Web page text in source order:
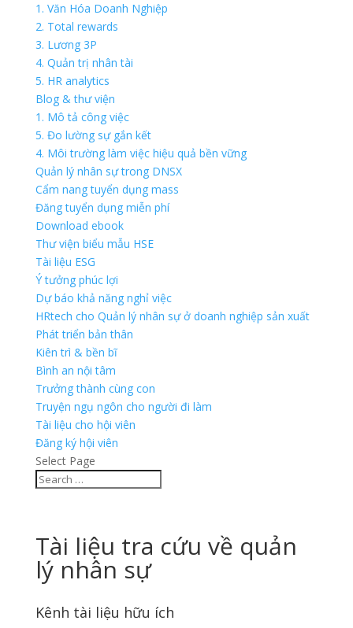
1. Văn Hóa Doanh Nghiệp
2. Total rewards
3. Lương 3P
4. Quản trị nhân tài
5. HR analytics
Blog & thư viện
1. Mô tả công việc
5. Đo lường sự gắn kết
4. Môi trường làm việc hiệu quả bền vững
Quản lý nhân sự trong DNSX
Cẩm nang tuyển dụng mass
Đăng tuyển dụng miễn phí
Download ebook
Thư viện biểu mẫu HSE
Tài liệu ESG
Ý tưởng phúc lợi
Dự báo khả năng nghỉ việc
HRtech cho Quản lý nhân sự ở doanh nghiệp sản xuất
Phát triển bản thân
Kiên trì & bền bĩ
Bình an nội tâm
Trưởng thành cùng con
Truyện ngụ ngôn cho người đi làm
Tài liệu cho hội viên
Đăng ký hội viên
Select Page
Tài liệu tra cứu về quản
lý nhân sự
Kênh tài liệu hữu ích